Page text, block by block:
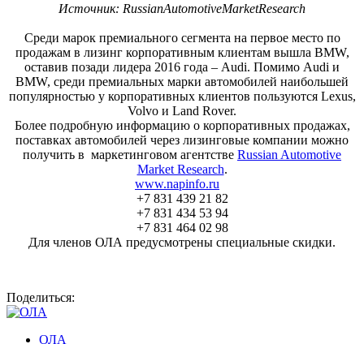
Источник: RussianAutomotiveMarketResearch
Среди марок премиального сегмента на первое место по
продажам в лизинг корпоративным клиентам вышла BMW,
оставив позади лидера 2016 года – Audi. Помимо Audi и
BMW, среди премиальных марки автомобилей наибольшей
популярностью у корпоративных клиентов пользуются Lexus,
Volvo и Land Rover.
Более подробную информацию о корпоративных продажах,
поставках автомобилей через лизинговые компании можно
получить в маркетинговом агентстве Russian Automotive
Market Research.
www.napinfo.ru
+7 831 439 21 82
+7 831 434 53 94
+7 831 464 02 98
Для членов ОЛА предусмотрены специальные скидки.
Поделиться:
ОЛА